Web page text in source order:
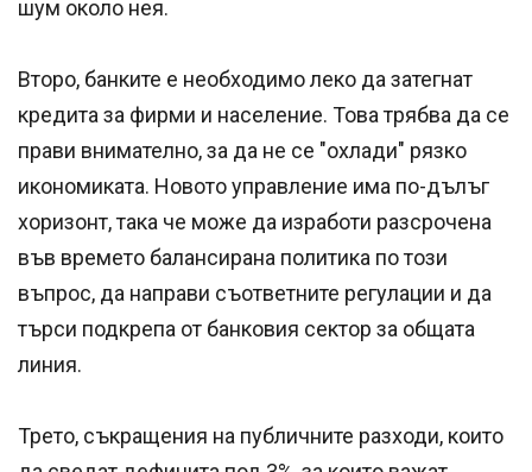
шум около нея.
Второ, банките е необходимо леко да затегнат
кредита за фирми и население. Това трябва да се
прави внимателно, за да не се "охлади" рязко
икономиката. Новото управление има по-дълъг
хоризонт, така че може да изработи разсрочена
във времето балансирана политика по този
въпрос, да направи съответните регулации и да
търси подкрепа от банковия сектор за общата
линия.
Трето, съкращения на публичните разходи, които